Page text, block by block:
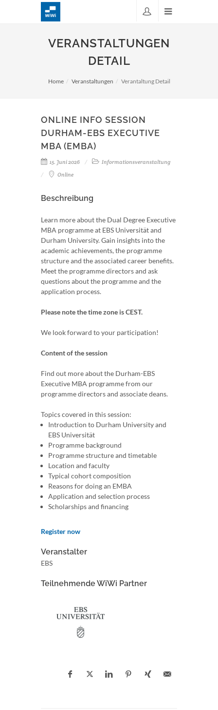
VERANSTALTUNGEN
DETAIL
Home Veranstaltungen Verantaltung Detail
ONLINE INFO SESSION
DURHAM-EBS EXECUTIVE
MBA (EMBA)
15. Juni 2026
Informationsveranstaltung
Online
Beschreibung
Learn more about the Dual Degree Executive
MBA programme at EBS Universität and
Durham University. Gain insights into the
academic achievements, the programme
structure and the associated career benefits.
Meet the programme directors and ask
questions about the programme and the
application process.
Please note the time zone is CEST.
We look forward to your participation!
Content of the session
Find out more about the Durham-EBS
Executive MBA programme from our
programme directors and associate deans.
Topics covered in this session:
Introduction to Durham University and
EBS Universität
Programme background
Programme structure and timetable
Location and faculty
Typical cohort composition
Reasons for doing an EMBA
Application and selection process
Scholarships and financing
Register now
Veranstalter
EBS
Teilnehmende WiWi Partner